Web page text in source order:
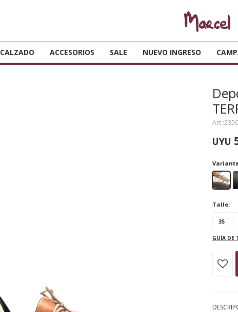
CALZADO ACCESORIOS SALE NUEVO INGRESO
UYU
Talle:
35
GUÍA DE